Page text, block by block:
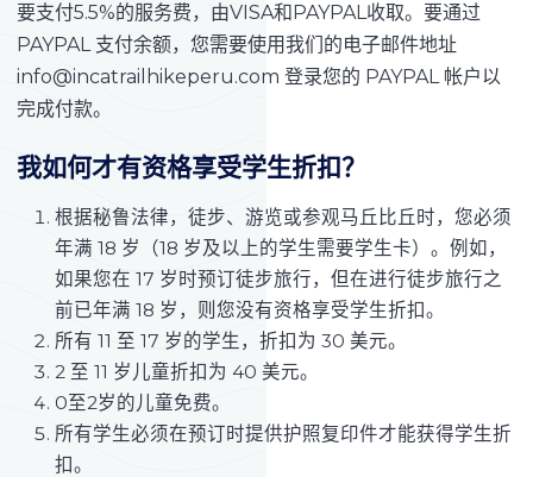
要支付5.5%的服务费，由VISA和PAYPAL收取。要通过
PAYPAL 支付余额，您需要使用我们的电子邮件地址
info@incatrailhikeperu.com 登录您的 PAYPAL 帐户以
完成付款。
我如何才有资格享受学生折扣？
根据秘鲁法律，徒步、游览或参观马丘比丘时，您必须
年满 18 岁（18 岁及以上的学生需要学生卡）。例如，
如果您在 17 岁时预订徒步旅行，但在进行徒步旅行之
前已年满 18 岁，则您没有资格享受学生折扣。
所有 11 至 17 岁的学生，折扣为 30 美元。
2 至 11 岁儿童折扣为 40 美元。
0至2岁的儿童免费。
所有学生必须在预订时提供护照复印件才能获得学生折
扣。